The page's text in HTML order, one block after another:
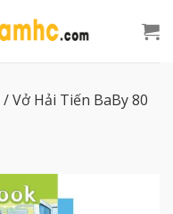
/Vở Hải Tiến BaBy 80